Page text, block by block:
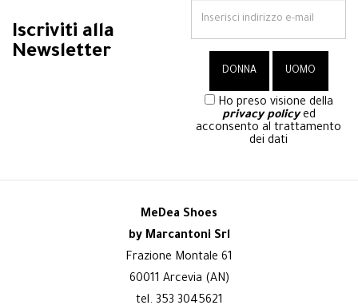
Iscriviti alla
Newsletter
Ho preso visione della
privacy policyed
acconsento al trattamento
dei dati
MeDea Shoes
by Marcantoni Srl
Frazione Montale 61
60011 Arcevia (AN)
tel. 353 3045621